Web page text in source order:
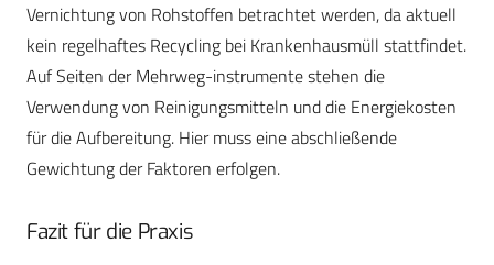
Vernichtung von Rohstoffen betrachtet werden, da aktuell
kein regelhaftes Recycling bei Krankenhausmüll stattfindet.
Auf Seiten der Mehrweg-instrumente stehen die
Verwendung von Reinigungsmitteln und die Energiekosten
für die Aufbereitung. Hier muss eine abschließende
Gewichtung der Faktoren erfolgen.
Fazit für die Praxis